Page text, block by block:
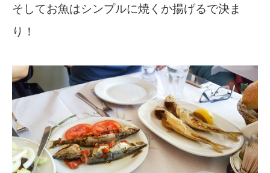
そしてお魚はシンプルに焼くか揚げるで決ま
り！